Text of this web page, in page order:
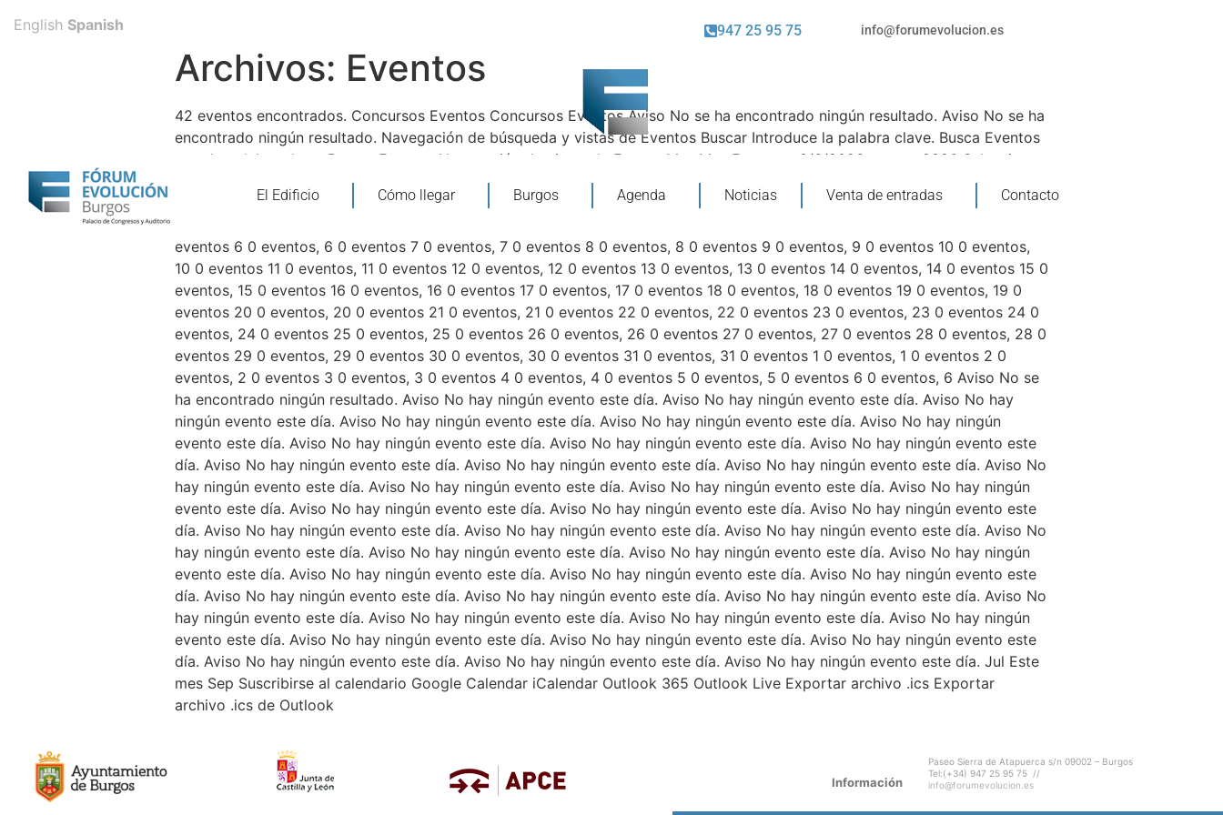
947 25 95 75 info@forumevolucion.es
El Edificio Cómo llegar Burgos Agenda Noticias Venta de entradas Contacto
Archivos: Eventos
42 eventos encontrados. Concursos Eventos Concursos Eventos Aviso No se ha encontrado ningún resultado. Aviso No se ha
encontrado ningún resultado. Navegación de búsqueda y vistas de Eventos Buscar Introduce la palabra clave. Busca Eventos
para la palabra clave. Buscar Eventos Navegación de vistas de Evento Mes Mes Este mes 8/6/2026 agosto 2026 Selecciona
la fecha. Calendario de Eventos L lunes M martes X miércoles J jueves V viernes S sábado D domingo 0 eventos 27 0
eventos, 27 0 eventos 28 0 eventos, 28 0 eventos 29 0 eventos, 29 0 eventos 30 0 eventos, 30 0 eventos 31 0 eventos, 31 0
eventos 6 0 eventos, 6 0 eventos 7 0 eventos, 7 0 eventos 8 0 eventos, 8 0 eventos 9 0 eventos, 9 0 eventos 10 0 eventos,
10 0 eventos 11 0 eventos, 11 0 eventos 12 0 eventos, 12 0 eventos 13 0 eventos, 13 0 eventos 14 0 eventos, 14 0 eventos 15 0
eventos, 15 0 eventos 16 0 eventos, 16 0 eventos 17 0 eventos, 17 0 eventos 18 0 eventos, 18 0 eventos 19 0 eventos, 19 0
eventos 20 0 eventos, 20 0 eventos 21 0 eventos, 21 0 eventos 22 0 eventos, 22 0 eventos 23 0 eventos, 23 0 eventos 24 0
eventos, 24 0 eventos 25 0 eventos, 25 0 eventos 26 0 eventos, 26 0 eventos 27 0 eventos, 27 0 eventos 28 0 eventos, 28 0
eventos 29 0 eventos, 29 0 eventos 30 0 eventos, 30 0 eventos 31 0 eventos, 31 0 eventos 1 0 eventos, 1 0 eventos 2 0
eventos, 2 0 eventos 3 0 eventos, 3 0 eventos 4 0 eventos, 4 0 eventos 5 0 eventos, 5 0 eventos 6 0 eventos, 6 Aviso No se
ha encontrado ningún resultado. Aviso No hay ningún evento este día. Aviso No hay ningún evento este día. Aviso No hay
ningún evento este día. Aviso No hay ningún evento este día. Aviso No hay ningún evento este día. Aviso No hay ningún
evento este día. Aviso No hay ningún evento este día. Aviso No hay ningún evento este día. Aviso No hay ningún evento este
día. Aviso No hay ningún evento este día. Aviso No hay ningún evento este día. Aviso No hay ningún evento este día. Aviso No
hay ningún evento este día. Aviso No hay ningún evento este día. Aviso No hay ningún evento este día. Aviso No hay ningún
evento este día. Aviso No hay ningún evento este día. Aviso No hay ningún evento este día. Aviso No hay ningún evento este
día. Aviso No hay ningún evento este día. Aviso No hay ningún evento este día. Aviso No hay ningún evento este día. Aviso No
hay ningún evento este día. Aviso No hay ningún evento este día. Aviso No hay ningún evento este día. Aviso No hay ningún
evento este día. Aviso No hay ningún evento este día. Aviso No hay ningún evento este día. Aviso No hay ningún evento este
día. Aviso No hay ningún evento este día. Aviso No hay ningún evento este día. Aviso No hay ningún evento este día. Aviso No
hay ningún evento este día. Aviso No hay ningún evento este día. Aviso No hay ningún evento este día. Aviso No hay ningún
evento este día. Aviso No hay ningún evento este día. Aviso No hay ningún evento este día. Aviso No hay ningún evento este
día. Aviso No hay ningún evento este día. Aviso No hay ningún evento este día. Aviso No hay ningún evento este día. Jul Este
mes Sep Suscribirse al calendario Google Calendar iCalendar Outlook 365 Outlook Live Exportar archivo .ics Exportar
archivo .ics de Outlook
Información
Paseo Sierra de Atapuerca s/n 09002 – Burgos
Tel:(+34) 947 25 95 75 //
info@forumevolucion.es
English Spanish